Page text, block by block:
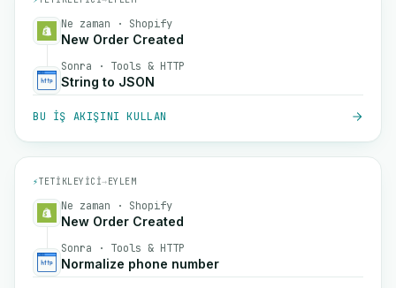
Ne zaman · Shopify
New Order Created
Sonra · Tools & HTTP
String to JSON
BU IŞ AKIŞINI KULLAN
⚡TETIKLEYICI→EYLEM
Ne zaman · Shopify
New Order Created
Sonra · Tools & HTTP
Normalize phone number